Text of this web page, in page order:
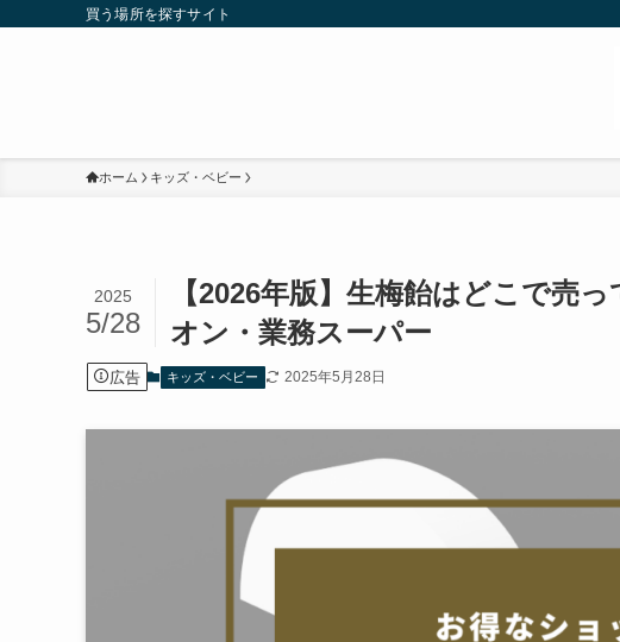
買う場所を探すサイト
ホーム キッズ・ベビー
【2026年版】生梅飴はどこで売
オン・業務スーパー
2025
5/28
広告 キッズ・ベビー 2025年5月28日